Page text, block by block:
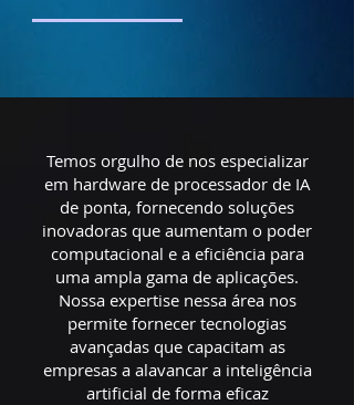
Temos orgulho de nos especializar
em hardware de processador de IA
de ponta, fornecendo soluções
inovadoras que aumentam o poder
computacional e a eficiência para
uma ampla gama de aplicações.
Nossa expertise nessa área nos
permite fornecer tecnologias
avançadas que capacitam as
empresas a alavancar a inteligência
artificial de forma eficaz